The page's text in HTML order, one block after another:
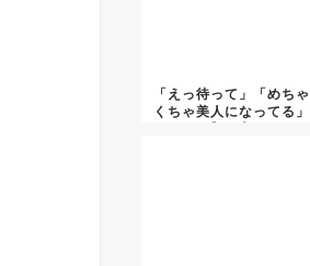
「えっ待って」「めちゃ
くちゃ美人になってる」